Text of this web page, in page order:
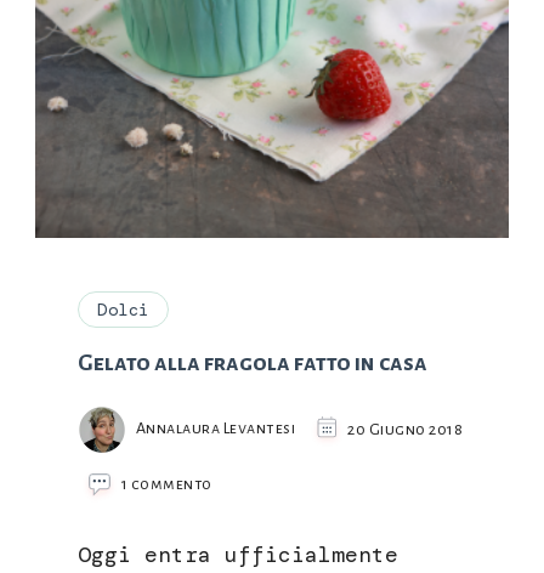
Dolci
Gelato alla fragola fatto in casa
Annalaura Levantesi 20 Giugno 2018
1 commento
fragola
Oggi entra ufficialmente